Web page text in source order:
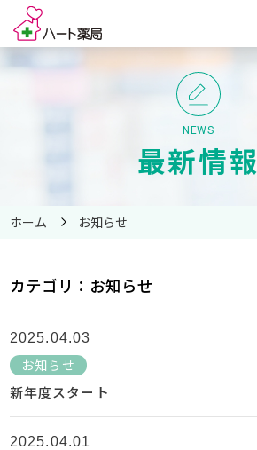
NEWS
最新情報
ホーム お知らせ
カテゴリ：お知らせ
2025.04.03
お知らせ
新年度スタート
2025.04.01